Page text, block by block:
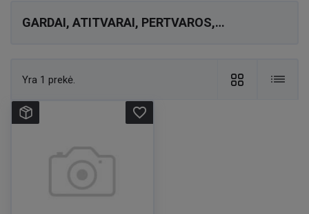
GARDAI, ATITVARAI, PERTVAROS,
Yra 1 prekė.
favorite_border